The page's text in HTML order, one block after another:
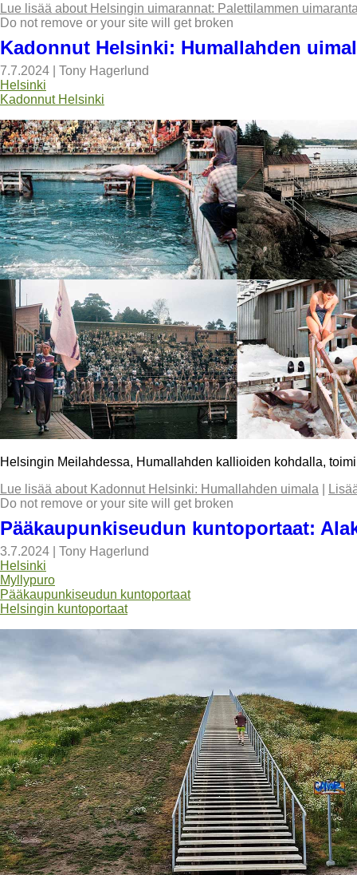
Lue lisää about Helsingin uimarannat: Palettilammen
Do not remove or your site will get broken
Kadonnut Helsinki: Humallahden
7.7.2024
Tony Hagerlund
Helsinki
Kadonnut Helsinki
Helsingin Meilahdessa, Humallahden kallioiden kohdalla,
Lue lisää about Kadonnut Helsinki: Humallahden uimala
Do not remove or your site will get broken
Pääkaupunkiseudun kuntoportaat:
3.7.2024
Tony Hagerlund
Helsinki
Myllypuro
Pääkaupunkiseudun kuntoportaat
Helsingin kuntoportaat